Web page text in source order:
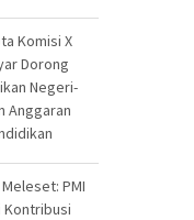
Komisi X
Dorong
Negeri-
Anggaran
PMI
Kontribusi